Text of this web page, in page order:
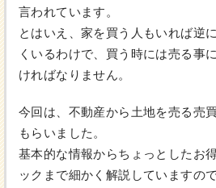
言われています。
とはいえ、家を買う人もいれば逆
くいるわけで、買う時には売る事
ければなりません。
今回は、不動産から土地を売る売
もらいました。
基本的な情報からちょっとしたお
ックまで細かく解説していますの